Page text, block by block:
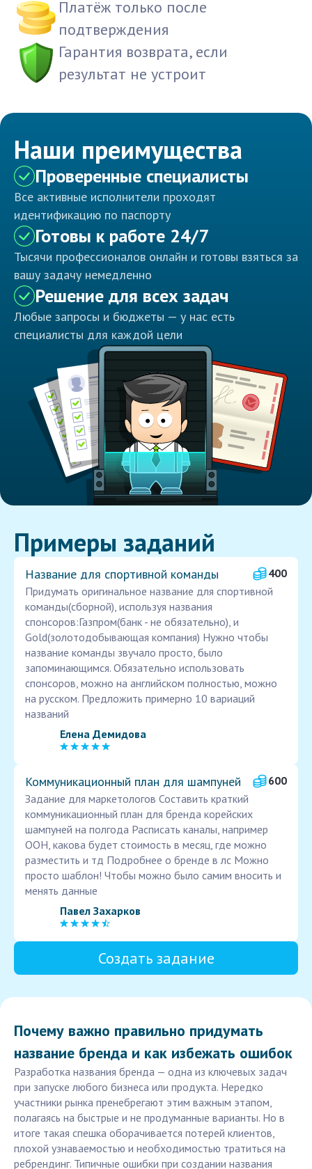
Платёж только после
подтверждения
Гарантия возврата, если
результат не устроит
Наши преимущества
Проверенные специалисты
Все активные исполнители проходят
идентификацию по паспорту
Готовы к работе 24/7
Тысячи профессионалов онлайн и готовы взяться за
вашу задачу немедленно
Решение для всех задач
Любые запросы и бюджеты — у нас есть
специалисты для каждой цели
Примеры заданий
Название для спортивной команды
400
Придумать оригинальное название для спортивной
команды(сборной), используя названия
спонсоров:Газпром(банк - не обязательно), и
Gold(золотодобывающая компания) Нужно чтобы
название команды звучало просто, было
запоминающимся. Обязательно использовать
спонсоров, можно на английском полностью, можно
на русском. Предложить примерно 10 вариаций
названий
Елена Демидова
Коммуникационный план для шампуней
600
Задание для маркетологов Составить краткий
коммуникационный план для бренда корейских
шампуней на полгода Расписать каналы, например
OOH, какова будет стоимость в месяц, где можно
разместить и тд Подробнее о бренде в лс Можно
просто шаблон! Чтобы можно было самим вносить и
менять данные
Павел Захарков
Создать задание
Почему важно правильно придумать
название бренда и как избежать ошибок
Разработка названия бренда — одна из ключевых задач
при запуске любого бизнеса или продукта. Нередко
участники рынка пренебрегают этим важным этапом,
полагаясь на быстрые и не продуманные варианты. Но в
итоге такая спешка оборачивается потерей клиентов,
плохой узнаваемостью и необходимостью тратиться на
ребрендинг. Типичные ошибки при создании названия